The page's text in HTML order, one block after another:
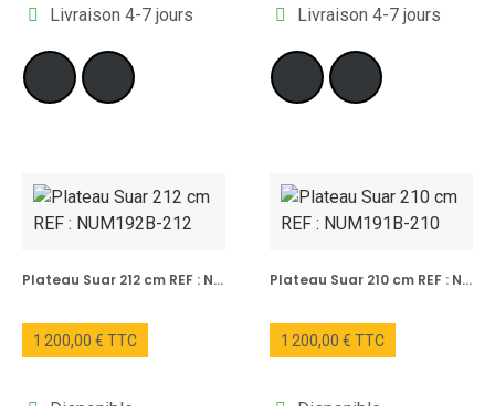
Livraison 4-7 jours
Livraison 4-7 jours
Plateau Suar 212 cm REF : NUM192B-212
1 200,00 € TTC
Plateau Suar 210 cm REF : NUM191B-210
1 200,00 € TTC